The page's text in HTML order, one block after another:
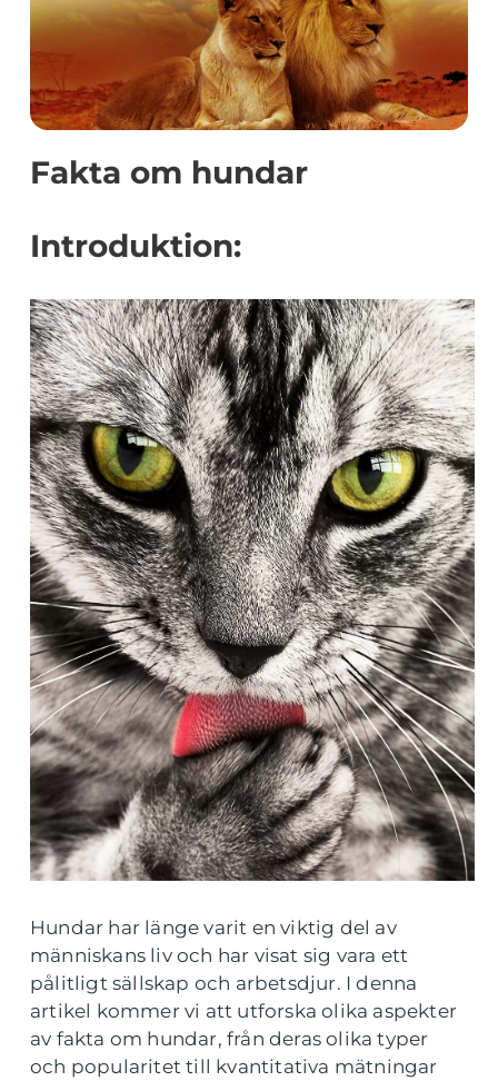
Fakta om hundar
Introduktion:
Hundar har länge varit en viktig del av
människans liv och har visat sig vara ett
pålitligt sällskap och arbetsdjur. I denna
artikel kommer vi att utforska olika aspekter
av fakta om hundar, från deras olika typer
och popularitet till kvantitativa mätningar